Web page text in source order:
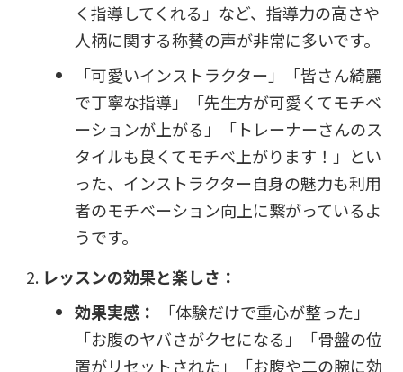
く指導してくれる」など、指導力の高さや
人柄に関する称賛の声が非常に多いです。
「可愛いインストラクター」「皆さん綺麗
で丁寧な指導」「先生方が可愛くてモチベ
ーションが上がる」「トレーナーさんのス
タイルも良くてモチベ上がります！」とい
った、インストラクター自身の魅力も利用
者のモチベーション向上に繋がっているよ
うです。
レッスンの効果と楽しさ：
効果実感：
「体験だけで重心が整った」
「お腹のヤバさがクセになる」「骨盤の位
置がリセットされた」「お腹や二の腕に効